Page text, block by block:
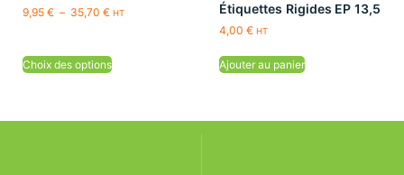
9,95 € – 35,70 € HT
Choix des options
Étiquettes Rigides EP 13,5
4,00 € HT
Ajouter au panier